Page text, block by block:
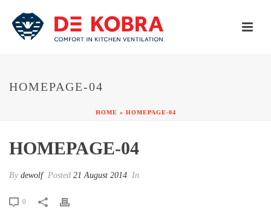
HOMEPAGE-04
HOME » HOMEPAGE-04
HOMEPAGE-04
By dewolf Posted 21 August 2014 In
0